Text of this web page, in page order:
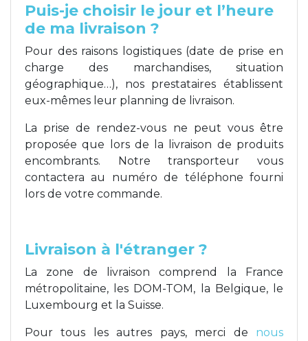
Puis-je choisir le jour et l’heure
de ma livraison ?
Pour des raisons logistiques (date de prise en
charge des marchandises, situation
géographique…), nos prestataires établissent
eux-mêmes leur planning de livraison.
La prise de rendez-vous ne peut vous être
proposée que lors de la livraison de produits
encombrants. Notre transporteur vous
contactera au numéro de téléphone fourni
lors de votre commande.
Livraison à l'étranger ?
La zone de livraison comprend la France
métropolitaine, les DOM-TOM, la Belgique, le
Luxembourg et la Suisse.
Pour tous les autres pays, merci de nous